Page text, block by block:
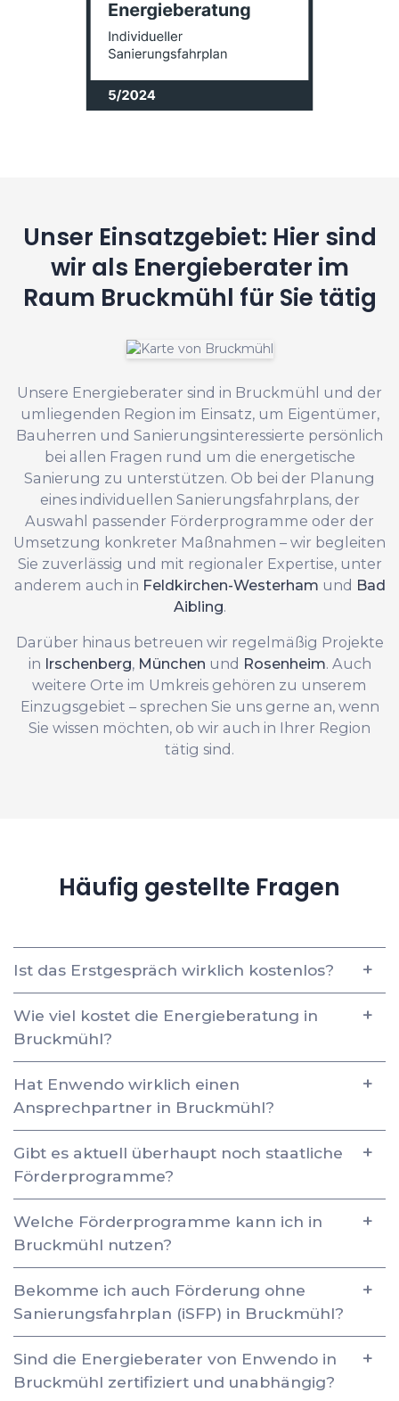
Unser Einsatzgebiet: Hier sind
wir als Energieberater im
Raum Bruckmühl für Sie tätig
Unsere Energieberater sind in Bruckmühl und der
umliegenden Region im Einsatz, um Eigentümer,
Bauherren und Sanierungsinteressierte persönlich
bei allen Fragen rund um die energetische
Sanierung zu unterstützen. Ob bei der Planung
eines individuellen Sanierungsfahrplans, der
Auswahl passender Förderprogramme oder der
Umsetzung konkreter Maßnahmen – wir begleiten
Sie zuverlässig und mit regionaler Expertise, unter
anderem auch in Feldkirchen-Westerham und Bad
Aibling.
Darüber hinaus betreuen wir regelmäßig Projekte
in Irschenberg, München und Rosenheim. Auch
weitere Orte im Umkreis gehören zu unserem
Einzugsgebiet – sprechen Sie uns gerne an, wenn
Sie wissen möchten, ob wir auch in Ihrer Region
tätig sind.
Häufig gestellte Fragen
Ist das Erstgespräch wirklich kostenlos?
Wie viel kostet die Energieberatung in
Bruckmühl?
Hat Enwendo wirklich einen
Ansprechpartner in Bruckmühl?
Gibt es aktuell überhaupt noch staatliche
Förderprogramme?
Welche Förderprogramme kann ich in
Bruckmühl nutzen?
Bekomme ich auch Förderung ohne
Sanierungsfahrplan (iSFP) in Bruckmühl?
Sind die Energieberater von Enwendo in
Bruckmühl zertifiziert und unabhängig?